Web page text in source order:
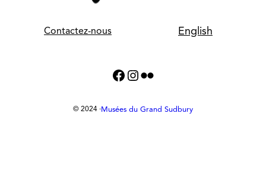
Contactez-nous English
Facebook
Instagram
Flickr
© 2024 ·Musées du Grand Sudbury